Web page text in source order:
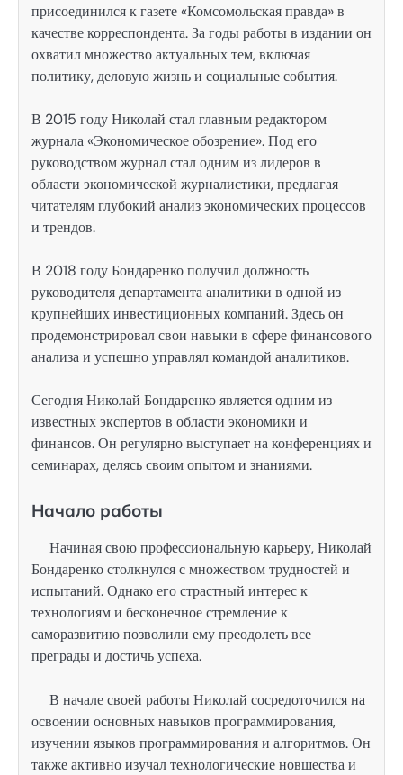
присоединился к газете «Комсомольская правда» в
качестве корреспондента. За годы работы в издании он
охватил множество актуальных тем, включая
политику, деловую жизнь и социальные события.
В 2015 году Николай стал главным редактором
журнала «Экономическое обозрение». Под его
руководством журнал стал одним из лидеров в
области экономической журналистики, предлагая
читателям глубокий анализ экономических процессов
и трендов.
В 2018 году Бондаренко получил должность
руководителя департамента аналитики в одной из
крупнейших инвестиционных компаний. Здесь он
продемонстрировал свои навыки в сфере финансового
анализа и успешно управлял командой аналитиков.
Сегодня Николай Бондаренко является одним из
известных экспертов в области экономики и
финансов. Он регулярно выступает на конференциях и
семинарах, делясь своим опытом и знаниями.
Начало работы
Начиная свою профессиональную карьеру, Николай
Бондаренко столкнулся с множеством трудностей и
испытаний. Однако его страстный интерес к
технологиям и бесконечное стремление к
саморазвитию позволили ему преодолеть все
преграды и достичь успеха.
В начале своей работы Николай сосредоточился на
освоении основных навыков программирования,
изучении языков программирования и алгоритмов. Он
также активно изучал технологические новшества и